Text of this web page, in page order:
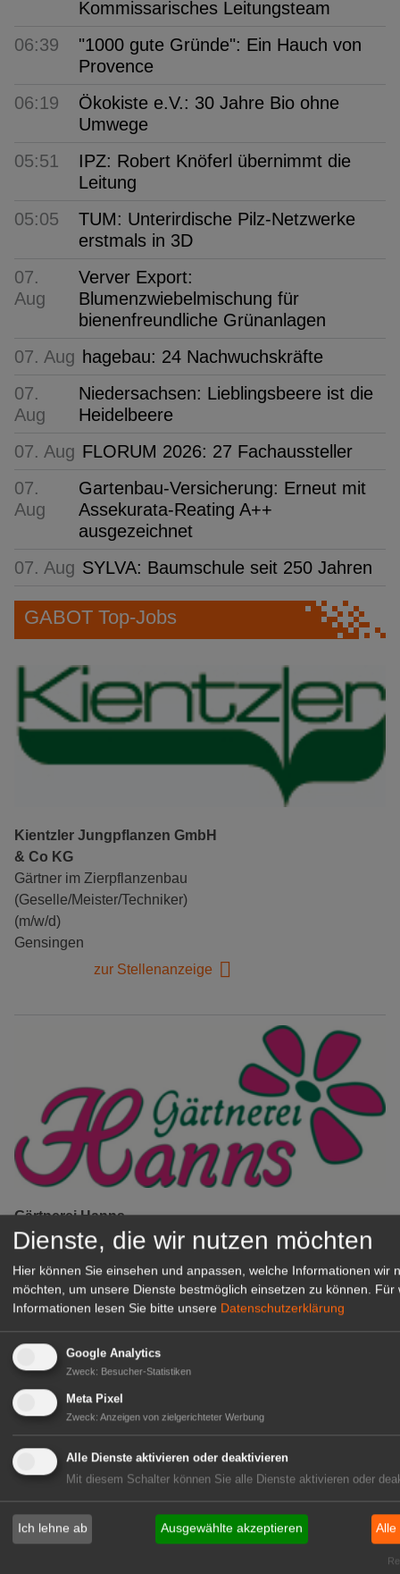
Kommissarisches Leitungsteam
06:39
"1000 gute Gründe": Ein Hauch von
Provence
06:19
Ökokiste e.V.: 30 Jahre Bio ohne
Umwege
05:51
IPZ: Robert Knöferl übernimmt die
Leitung
05:05
TUM: Unterirdische Pilz-Netzwerke
erstmals in 3D
07.
Aug
Verver Export:
Blumenzwiebelmischung für
bienenfreundliche Grünanlagen
07. Aug hagebau: 24 Nachwuchskräfte
07.
Aug
Niedersachsen: Lieblingsbeere ist die
Heidelbeere
07. Aug FLORUM 2026: 27 Fachaussteller
07.
Aug
Gartenbau-Versicherung: Erneut mit
Assekurata-Reating A++
ausgezeichnet
07. Aug SYLVA: Baumschule seit 250 Jahren
GABOT Top-Jobs
Kientzler Jungpflanzen GmbH
& Co KG
Gärtner im Zierpflanzenbau
(Geselle/Meister/Techniker)
(m/w/d)
Gensingen
zur Stellenanzeige
Gärtnerei Hanns
Mitarbeiter (m/w/d) für unsere
Herongen
zur Stellenanzeige
GABOT Immobilienangebote
1A-Lage, ihre Chance in der
grünen Branche
Repräsentative Immobilie für
IHREN Betrieb!
Dienste, die wir nutzen möchten
Hier können Sie einsehen und anpassen, welche Informationen wir
möchten, um unsere Dienste bestmöglich einsetzen zu können. Für
Informationen lesen Sie bitte unsere Datenschutzerklärung
Google Analytics
Zweck: Besucher-Statistiken
Meta Pixel
Zweck: Anzeigen von zielgerichteter Werbung
Alle Dienste aktivieren oder deaktivieren
Mit diesem Schalter können Sie alle Dienste aktivieren oder
Ich lehne ab Ausgewählte akzeptieren Alle